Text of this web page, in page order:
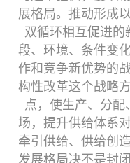
展格局。推动形成
双循环相互促进
段、环境、条件变
作和竞争新优势的
构性改革这个战略
点，使生产、分
场，提升供给体系
牵引供给、供给创
发展格局决不是封